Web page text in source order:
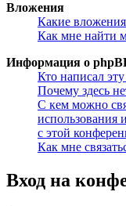
Вложения
Какие
Как мне найти
Информация о
Кто написал
Почему здесь
С кем можно
использования
с этой
Как мне
Вход на